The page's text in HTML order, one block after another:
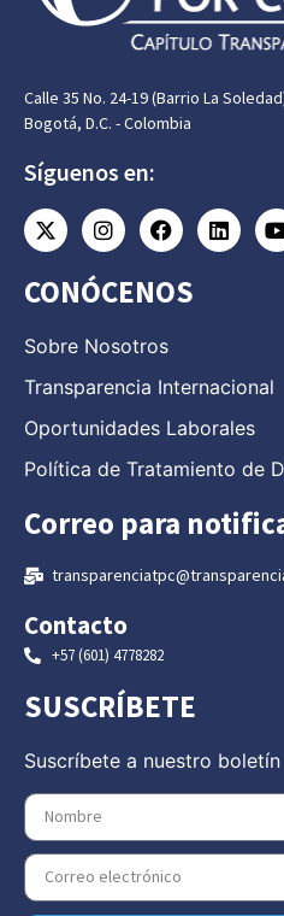
Calle 35 No. 24-19 (Barrio La
Bogotá, D.C. - Colombia
Síguenos en:
CONÓCENOS
Sobre Nosotros
Transparencia Internacional
Oportunidades Laborales
Política de Tratamiento de
Correo para
Contacto
+57 (601) 4778282
SUSCRÍBETE
Suscríbete a nuestro boletín